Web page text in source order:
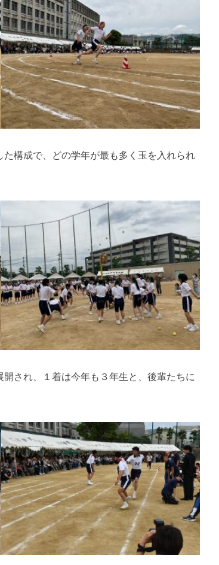
構成で、どの学年が最も多く玉を入れられ
され、１着は今年も３年生と、後輩たちに